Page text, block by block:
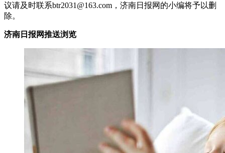
议请及时联系btr2031@163.com，济南日报网的小编将予以删
除。
济南日报网推送浏览